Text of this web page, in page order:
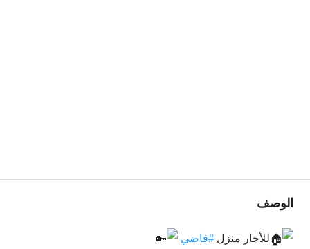
الوصف
للأجار منزل #فاضي